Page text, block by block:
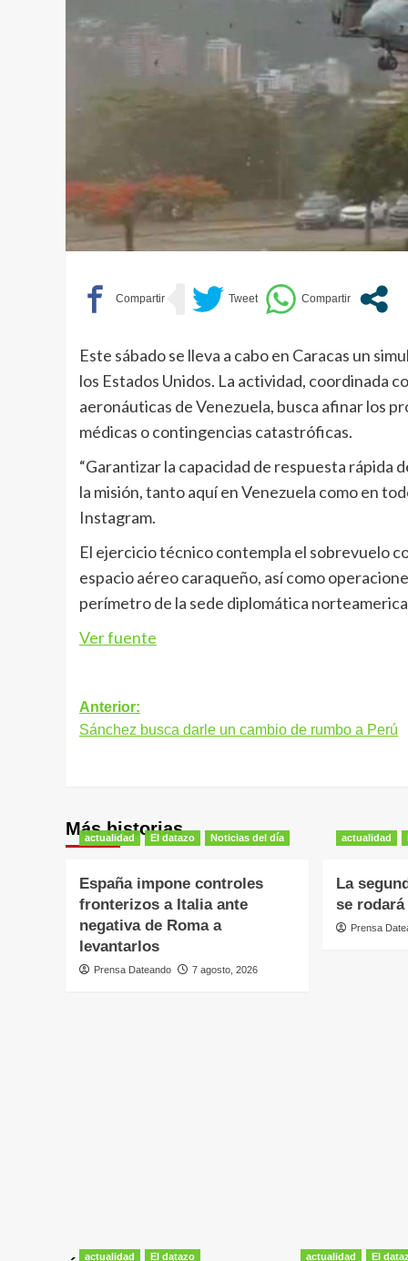
Este sábado se lleva a cabo en Caracas un
los Estados Unidos. La actividad, coordinada
aeronáuticas de Venezuela, busca afinar los
médicas o contingencias catastróficas.
“Garantizar la capacidad de respuesta rápida
la misión, tanto aquí en Venezuela como en
Instagram.
El ejercicio técnico contempla el sobrevuelo
espacio aéreo caraqueño, así como
perímetro de la sede diplomática
Ver fuente
Navegación
de
Anterior:
Sánchez busca darle un cambio de rumbo a Perú
Más historias
actualidad El datazo Noticias del día
España impone controles
fronterizos a Italia ante
negativa de Roma a
levantarlos
Prensa Dateando 7 agosto, 2026
actualidad
La
se rodará
Prensa
actualidad
El datazo
actualidad
El